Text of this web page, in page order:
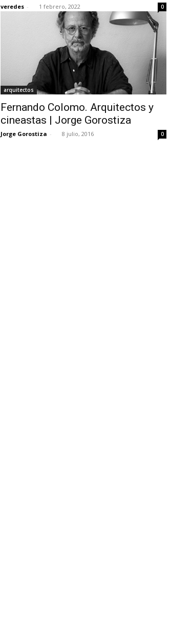
veredes - 1 febrero, 2022 0
arquitectos
Fernando Colomo. Arquitectos y
cineastas | Jorge Gorostiza
Jorge Gorostiza - 8 julio, 2016 0